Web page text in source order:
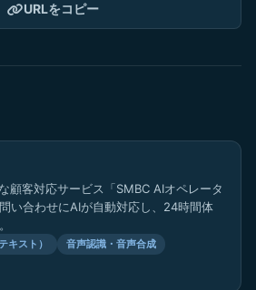
URLをコピー
顧客対応サービス「SMBC AIオペレータ
い合わせにAIが自動対応し、24時間体
キスト）
音声認識・音声合成